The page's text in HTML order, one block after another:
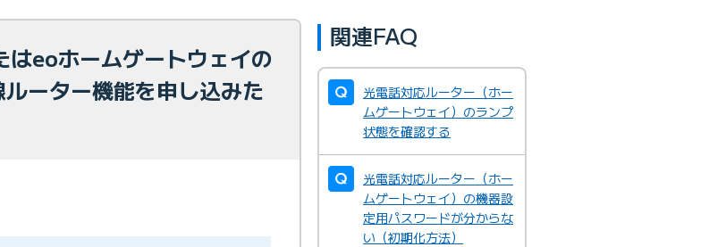
eoホームゲートウェイの
ーター機能を申し込みた
関連FAQ
光電話対応ルーター（ホー
ムゲートウェイ）のランプ
状態を確認する
光電話対応ルーター（ホー
ムゲートウェイ）の機器設
定用パスワードが分からな
い（初期化方法）